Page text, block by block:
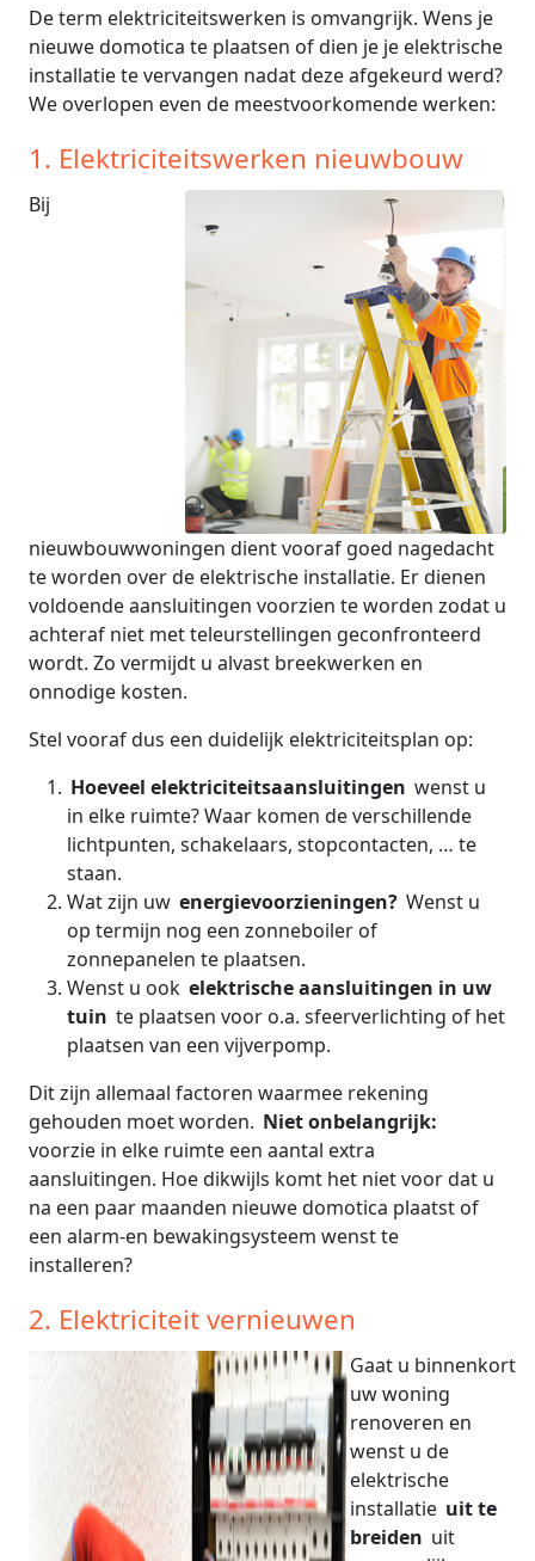
De term elektriciteitswerken is omvangrijk. Wens je
nieuwe domotica te plaatsen of dien je je elektrische
installatie te vervangen nadat deze afgekeurd werd?
We overlopen even de meestvoorkomende werken:
1. Elektriciteitswerken nieuwbouw
Bij
nieuwbouwwoningen dient vooraf goed nagedacht
te worden over de elektrische installatie. Er dienen
voldoende aansluitingen voorzien te worden zodat u
achteraf niet met teleurstellingen geconfronteerd
wordt. Zo vermijdt u alvast breekwerken en
onnodige kosten.
Stel vooraf dus een duidelijk elektriciteitsplan op:
Hoeveel elektriciteitsaansluitingen wenst u
in elke ruimte? Waar komen de verschillende
lichtpunten, schakelaars, stopcontacten, … te
staan.
Wat zijn uw energievoorzieningen? Wenst u
op termijn nog een zonneboiler of
zonnepanelen te plaatsen.
Wenst u ook elektrische aansluitingen in uw
tuin te plaatsen voor o.a. sfeerverlichting of het
plaatsen van een vijverpomp.
Dit zijn allemaal factoren waarmee rekening
gehouden moet worden. Niet onbelangrijk:
voorzie in elke ruimte een aantal extra
aansluitingen. Hoe dikwijls komt het niet voor dat u
na een paar maanden nieuwe domotica plaatst of
een alarm-en bewakingsysteem wenst te
installeren?
2. Elektriciteit vernieuwen
Gaat u binnenkort
uw woning
renoveren en
wenst u de
elektrische
installatie uit te
breiden uit